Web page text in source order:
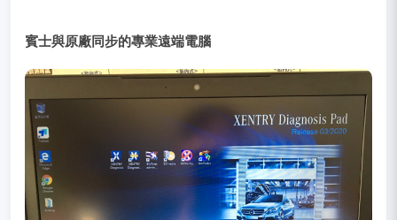
賓士與原廠同步的專業遠端電腦